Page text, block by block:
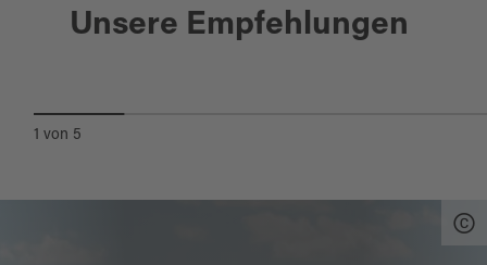
Unsere Empfehlungen
Weiden i.d.OPf. 21.08.2026
1 von 5